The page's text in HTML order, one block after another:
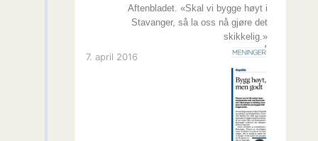
Aftenbladet. «Skal vi bygge høyt i
Stavanger, så la oss nå gjøre det
skikkelig.»
7. april 2016